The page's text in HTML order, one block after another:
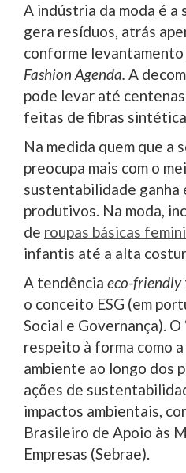
A indústria da moda é a
gera resíduos, atrás
conforme
Fashion Agenda. A
pode levar até
feitas de fibras
Na medida quem que a
preocupa mais com o
sustentabilidade ganha
produtivos. Na moda,
de roupas básicas
infantis até a alta
A tendência eco-friendly
o conceito ESG (em
Social e Governança). O
respeito à forma como
ambiente ao longo dos
ações de
impactos ambientais,
Brasileiro de Apoio às
Empresas (Sebrae).